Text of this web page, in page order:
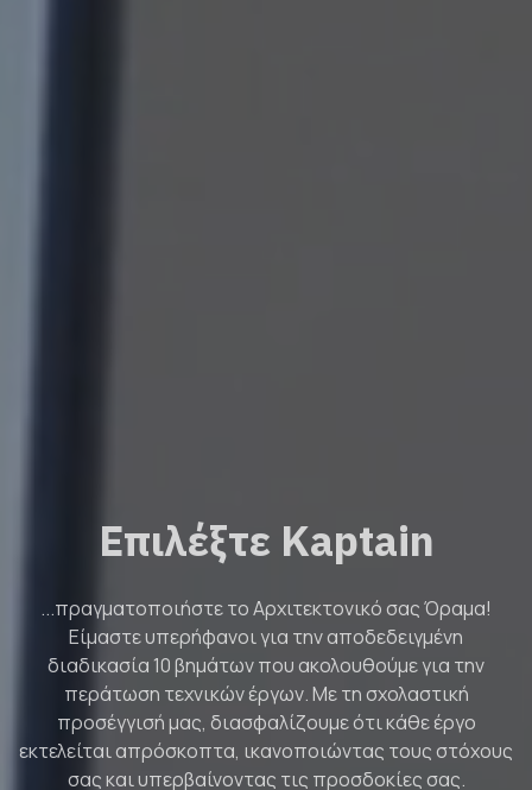
Επιλέξτε Kaptain
...πραγματοποιήστε το Αρχιτεκτονικό σας Όραμα!
Είμαστε υπερήφανοι για την αποδεδειγμένη
διαδικασία 10 βημάτων που ακολουθούμε για την
περάτωση τεχνικών έργων. Με τη σχολαστική
προσέγγισή μας, διασφαλίζουμε ότι κάθε έργο
εκτελείται απρόσκοπτα, ικανοποιώντας τους στόχους
σας και υπερβαίνοντας τις προσδοκίες σας.